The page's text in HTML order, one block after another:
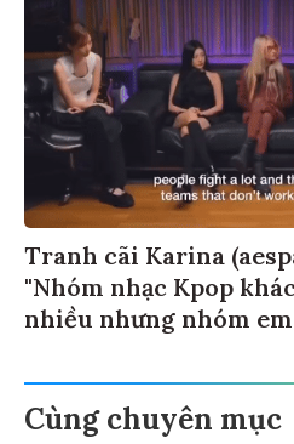
Tranh cãi Karina
"Nhóm nhạc Kpop
nhiều nhưng nhóm
Cùng chuyên mục